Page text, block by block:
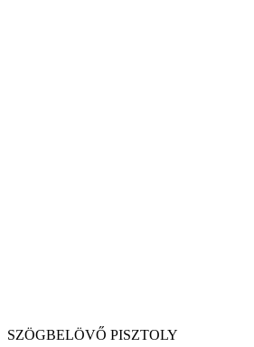
SZÖGBELÖVŐ PISZTOLY